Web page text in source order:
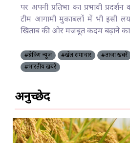
पर अपनी प्रतिभा का प्रभावी
टीम आगामी मुकाबलों में भी इसी
खिताब की ओर मजबूत कदम बढ़ाने का
#ब्रेकिंग न्यूज़ #खेल समाचार #ताज़ा खबरें
#भारतीय खबरें
अनुच्छेद